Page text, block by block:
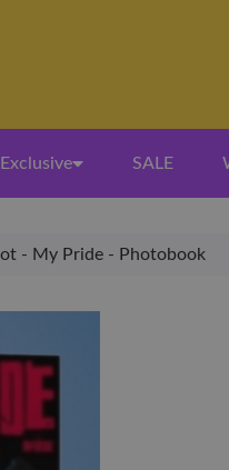
Exclusive SALE
- My Pride - Photobook